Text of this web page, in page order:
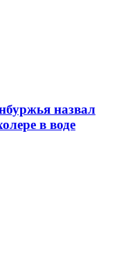
назвал
в воде